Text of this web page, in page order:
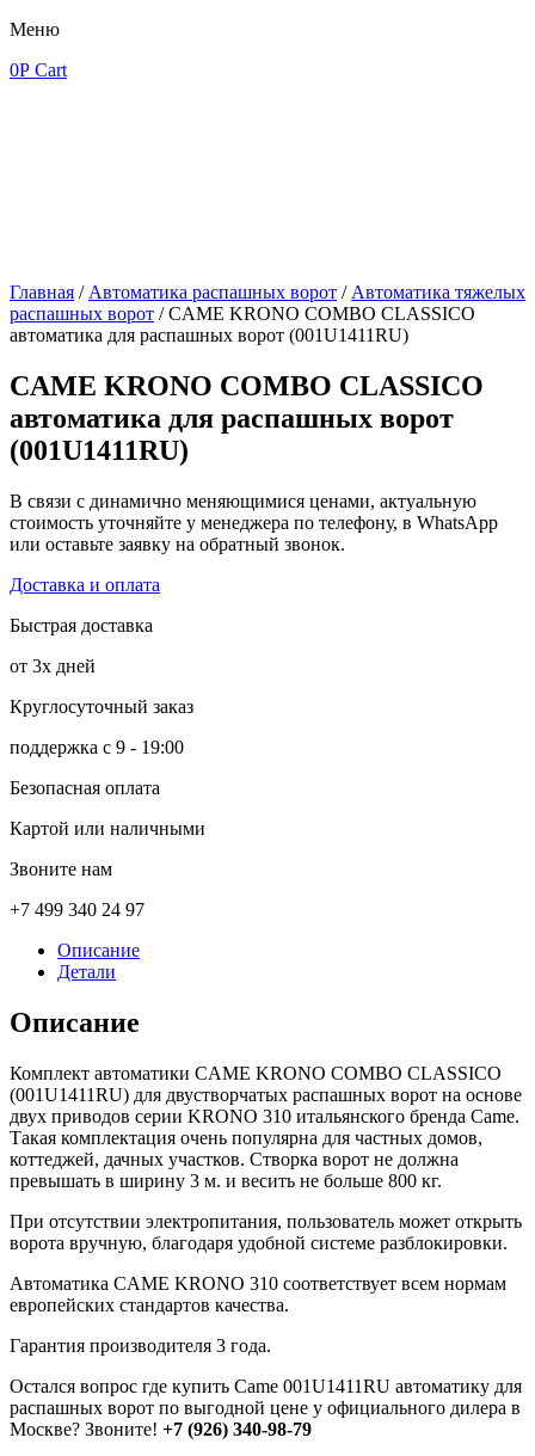
Меню
0Р Cart
Главная / Автоматика распашных ворот / Автоматика тяжелых
распашных ворот / CAME KRONO COMBO CLASSICO
автоматика для распашных ворот (001U1411RU)
CAME KRONO COMBO CLASSICO
автоматика для распашных ворот
(001U1411RU)
В связи с динамично меняющимися ценами, актуальную
стоимость уточняйте у менеджера по телефону, в WhatsApp
или оставьте заявку на обратный звонок.
Доставка и оплата
Быстрая доставка
от 3х дней
Круглосуточный заказ
поддержка с 9 - 19:00
Безопасная оплата
Картой или наличными
Звоните нам
+7 499 340 24 97
Описание
Детали
Описание
Комплект автоматики CAME KRONO COMBO CLASSICO
(001U1411RU) для двустворчатых распашных ворот на основе
двух приводов серии KRONO 310 итальянского бренда Came.
Такая комплектация очень популярна для частных домов,
коттеджей, дачных участков. Створка ворот не должна
превышать в ширину 3 м. и весить не больше 800 кг.
При отсутствии электропитания, пользователь может открыть
ворота вручную, благодаря удобной системе разблокировки.
Автоматика CAME KRONO 310 соответствует всем нормам
европейских стандартов качества.
Гарантия производителя 3 года.
Остался вопрос где купить Came 001U1411RU автоматику для
распашных ворот по выгодной цене у официального дилера в
Москве? Звоните! +7 (926) 340-98-79